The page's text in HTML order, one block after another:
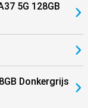
5G 128GB
Donkergrijs